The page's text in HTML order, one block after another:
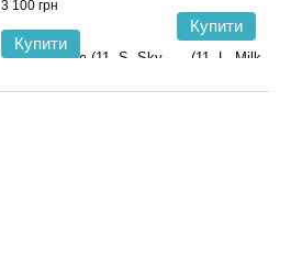
3 100 грн
Купити
Купити